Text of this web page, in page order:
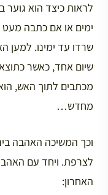
לראות כיצד הוא
ימים או אם כתבה מעט
שרדו עד ימינו. למען
שיום אחד, כאשר
מכתבים לתוך האש,
מחדש…
וכך המשיכה האהבה
לצרפת. ויחד עם
האחרון: